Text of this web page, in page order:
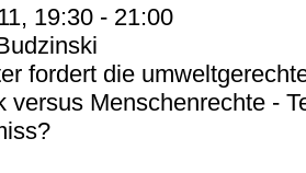
19:30 - 21:00
fordert die
versus Menschenrechte -